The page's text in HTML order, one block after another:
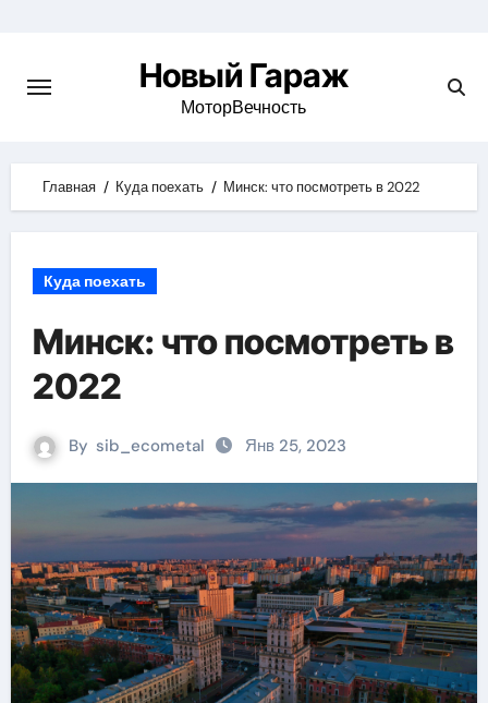
content
Новый Гараж
МоторВечность
Главная Куда поехать Минск: что посмотреть в 2022
Куда поехать
Минск: что посмотреть в
2022
By sib_ecometal Янв 25, 2023